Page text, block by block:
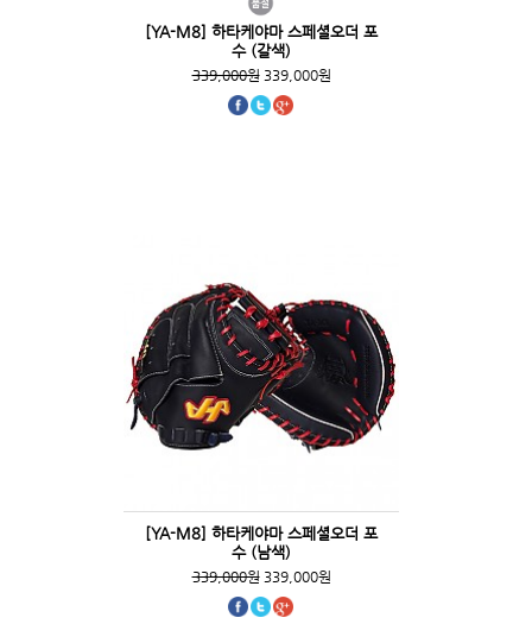
[YA-M8] 하타케야마 스페셜오더 포
수 (갈색)
339,000원339,000원
[YA-M8] 하타케야마 스페셜오더 포
수 (남색)
339,000원339,000원